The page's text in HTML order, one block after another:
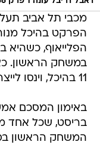
הפרקט בהיכל
במשחק הראשון.
11 בהיכל, וינסו לייצר אווירה ביתית לשחקנים.
באימון המסכם
בריסט, שכל אחד
המשחק הראשון